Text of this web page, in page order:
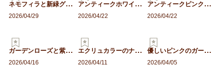
ネ
モフィラと新緑グリーンの…
2026/04/29
ア
ンティークホワイトのロー…
2026/04/22
ア
ンティークピンクのローズ…
2026/04/22
ガ
ーデンローズと紫陽花のロ…
2026/04/16
エ
クリュカラーのナチュラル…
2026/04/11
優
しいピンクのガーデンロー…
2026/04/05